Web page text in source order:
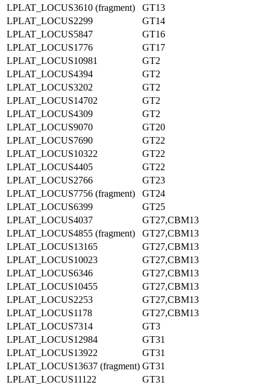
LPLAT_LOCUS3610 (fragment)
GT13
LPLAT_LOCUS2299
GT14
LPLAT_LOCUS5847
GT16
LPLAT_LOCUS1776
GT17
LPLAT_LOCUS10981
GT2
LPLAT_LOCUS4394
GT2
LPLAT_LOCUS3202
GT2
LPLAT_LOCUS14702
GT2
LPLAT_LOCUS4309
GT2
LPLAT_LOCUS9070
GT20
LPLAT_LOCUS7690
GT22
LPLAT_LOCUS10322
GT22
LPLAT_LOCUS4405
GT22
LPLAT_LOCUS2766
GT23
LPLAT_LOCUS7756 (fragment)
GT24
LPLAT_LOCUS6399
GT25
LPLAT_LOCUS4037
GT27,CBM13
LPLAT_LOCUS4855 (fragment)
GT27,CBM13
LPLAT_LOCUS13165
GT27,CBM13
LPLAT_LOCUS10023
GT27,CBM13
LPLAT_LOCUS6346
GT27,CBM13
LPLAT_LOCUS10455
GT27,CBM13
LPLAT_LOCUS2253
GT27,CBM13
LPLAT_LOCUS1178
GT27,CBM13
LPLAT_LOCUS7314
GT3
LPLAT_LOCUS12984
GT31
LPLAT_LOCUS13922
GT31
LPLAT_LOCUS13637 (fragment) GT31
LPLAT_LOCUS11122
GT31